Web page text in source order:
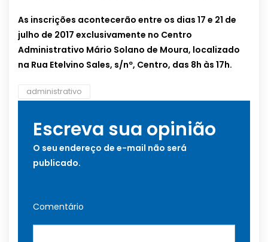
As inscrições acontecerão entre os dias 17 e 21 de
julho de 2017 exclusivamente no Centro
Administrativo Mário Solano de Moura, localizado
na Rua Etelvino Sales, s/nº, Centro, das 8h às 17h.
administrativo
Escreva sua opinião
O seu endereço de e-mail não será
publicado.
Comentário